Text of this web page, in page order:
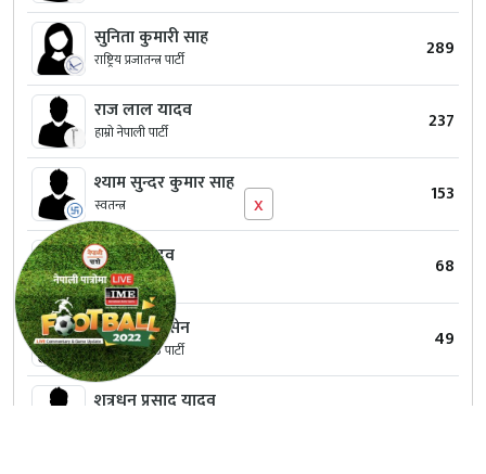
सुनिता कुमारी साह
राष्ट्रिय प्रजातन्त्र पार्टी 289
राज लाल यादव
हाम्रो नेपाली पार्टी 237
श्याम सुन्दर कुमार साह
स्वतन्त्र 153
रामपृत यादव
स्वतन्त्र 68
मो जाकिर हुसेन
राष्ट्रिय जनमुक्ति पार्टी 49
शत्रुधन प्रसाद यादव
x